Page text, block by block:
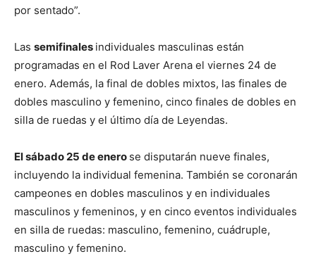
por sentado”.
Las semifinales individuales masculinas están
programadas en el Rod Laver Arena el viernes 24 de
enero. Además, la final de dobles mixtos, las finales de
dobles masculino y femenino, cinco finales de dobles en
silla de ruedas y el último día de Leyendas.
El sábado 25 de enero se disputarán nueve finales,
incluyendo la individual femenina. También se coronarán
campeones en dobles masculinos y en individuales
masculinos y femeninos, y en cinco eventos individuales
en silla de ruedas: masculino, femenino, cuádruple,
masculino y femenino.